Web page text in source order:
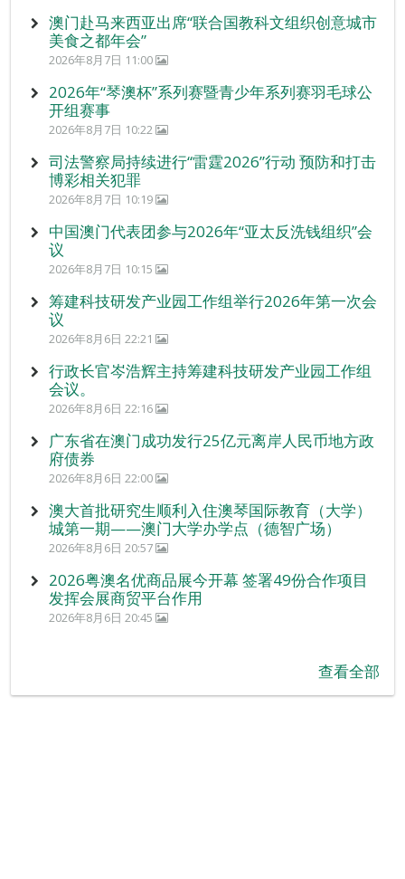
澳门赴马来西亚出席“联合国教科文组织创意城市
美食之都年会”
2026年8月7日 11:00
2026年“琴澳杯”系列赛暨青少年系列赛羽毛球公
开组赛事
2026年8月7日 10:22
司法警察局持续进行“雷霆2026”行动 预防和打击
博彩相关犯罪
2026年8月7日 10:19
中国澳门代表团参与2026年“亚太反洗钱组织”会
议
2026年8月7日 10:15
筹建科技研发产业园工作组举行2026年第一次会
议
2026年8月6日 22:21
行政长官岑浩辉主持筹建科技研发产业园工作组
会议。
2026年8月6日 22:16
广东省在澳门成功发行25亿元离岸人民币地方政
府债券
2026年8月6日 22:00
澳大首批研究生顺利入住澳琴国际教育（大学）
城第一期——澳门大学办学点（德智广场）
2026年8月6日 20:57
2026粤澳名优商品展今开幕 签署49份合作项目
发挥会展商贸平台作用
2026年8月6日 20:45
查看全部